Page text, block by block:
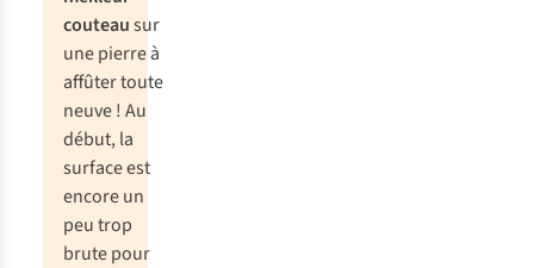
couteausur
une pierre à
affûter toute
neuve ! Au
début, la
surface est
encore un
peu trop
brute pour